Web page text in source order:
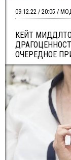
КЕЙТ
ОЧЕРЕДНОЕ
09.12.22 / 20:05 /